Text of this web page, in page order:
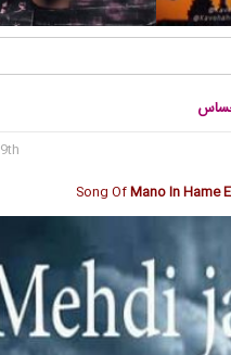
9th می 2019
Song OfMano In Hame